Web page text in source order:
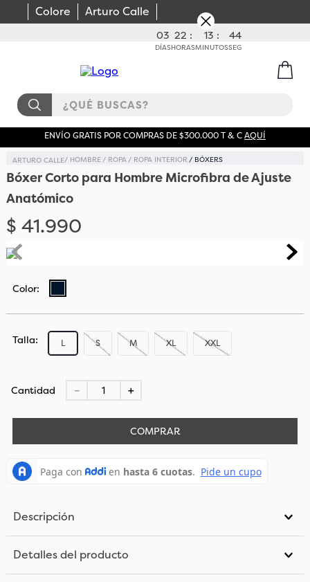
Colore Arturo Calle
03
DÍAS
22 :
HORAS
13 :
MINUTOS
43
SEG
¿QUÉ BUSCAS?
ENVÍO GRATIS POR COMPRAS DE $300.000 T & CAQUÍ
HOMBRE ROPA ROPA INTERIOR BÓXERS
Bóxer Corto para Hombre Microfibra de Ajuste
Anatómico
$ 41.990
Talla S M
L XL XXL
Cantidad ＋
－
COMPRAR
Descripción
Detalles del producto